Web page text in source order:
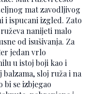
mat zavodljivog
i ispucani izgled. Zato
nanijeti malo
od isušivanja. Za
jedan vrlo
u istoj boji kao i
sloj ruža i na
bi se izbjegao